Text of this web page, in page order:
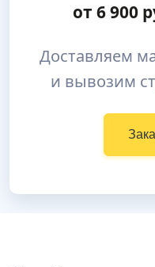
от 6 900
Доставляем
и вывозим